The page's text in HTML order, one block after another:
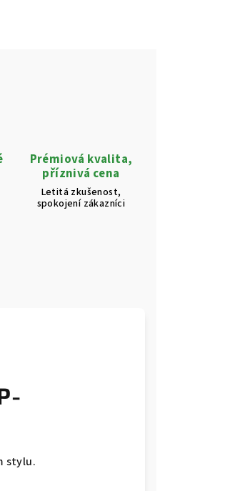
Prémiová kvalita,
příznivá cena
Letitá zkušenost,
spokojení zákazníci
stylu.